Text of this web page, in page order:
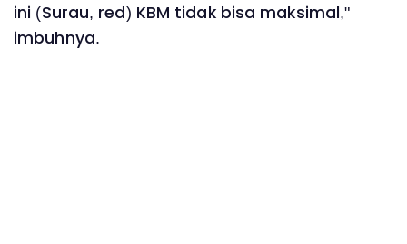
ini (Surau, red) KBM tidak bisa maksimal,"
imbuhnya.